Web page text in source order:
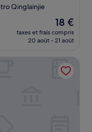
Qinglainjie
Le
nouveau
prix
de
18 €
18 €
taxes et frais compris
20 août - 21 août